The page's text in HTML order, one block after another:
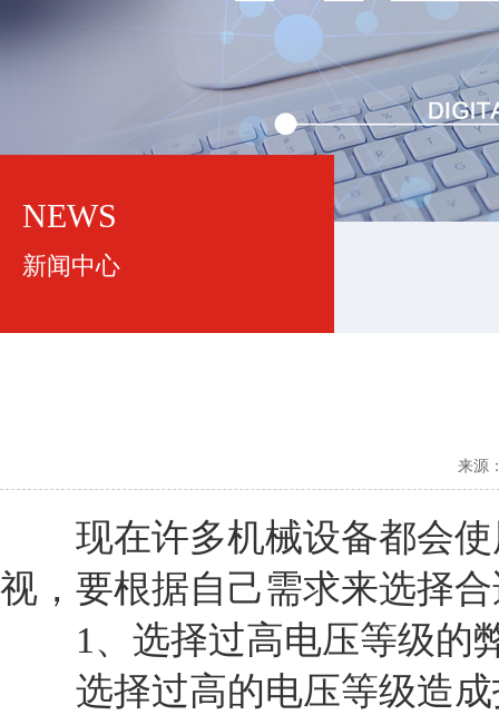
NEWS
新闻中心
来源
现在许多机械设备都会使
视，要根据自己需求来选择
1、选择过高电压等级的
选择过高的电压等级造成